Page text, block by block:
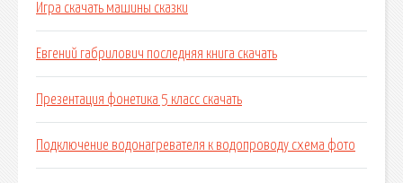
Игра скачать машины сказки
Евгений габрилович последняя книга скачать
Презентация фонетика 5 класс скачать
Подключение водонагревателя к водопроводу схема фото